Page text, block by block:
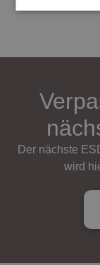
Der nächste
wird